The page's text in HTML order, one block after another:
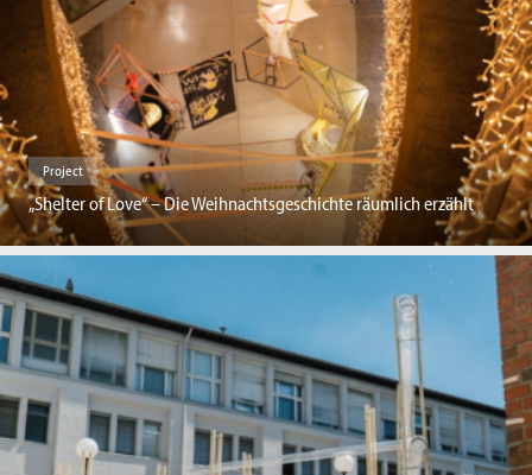
Project
„Shelter of Love“ – Die Weihnachtsgeschichte räumlich erzählt